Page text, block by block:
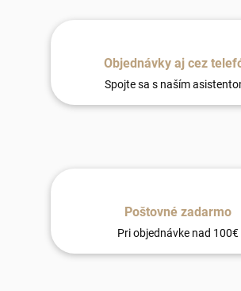
Objednávky aj cez
Spojte sa s naším
Poštovné zadarmo
Pri objednávke nad 100€